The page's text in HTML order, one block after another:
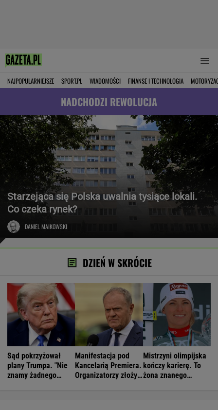
NAJPOPULARNIEJSZE SPORT.PL WIADOMOŚCI FINANSE I TECHNOLOGIA
NADCHODZI REWOLUCJA
Starzejąca się Polska uwalnia tysiące lokali.
Co czeka rynek?
DANIEL MAIKOWSKI
DZIEŃ W SKRÓCIE
Sąd pokrzyżował
plany Trumpa. "Nie
znamy żadnego
Manifestacja pod
Kancelarią Premiera.
Organizatorzy złożyli
Mistrzyni olimpijska
kończy karierę. To
żona znanego